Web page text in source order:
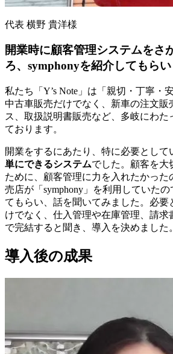
代表 横野 貴洋様
開業時に顧客管理システムをさ
ろ、symphonyを紹介してもら
私たち「Y’s Note」は「親切・丁寧・
中古車販売だけでなく、新車の注文販
ス、取扱説明書販売など、多岐にわた
ております。
開業をするにあたり、特に必要として
単にできるシステムでした。顧客を大
ために、顧客管理に力を入れたかった
売店が「symphony」を利用していた
てもらい、話を聞いてみました。必要
けでなく、仕入管理や在庫管理、請求
で完結すると聞き、導入を決めました。
導入後の成果